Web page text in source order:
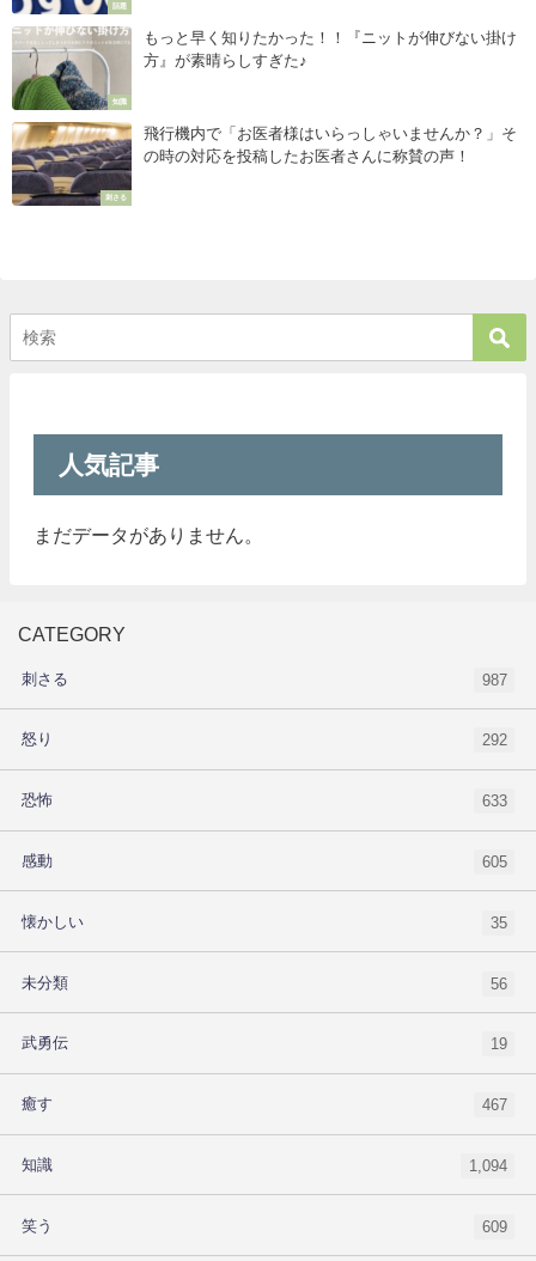
話題
知識
もっと早く知りたかった！！『ニットが伸びない掛け
方』が素晴らしすぎた♪
刺さる
飛行機内で「お医者様はいらっしゃいませんか？」そ
の時の対応を投稿したお医者さんに称賛の声！
人気記事
まだデータがありません。
CATEGORY
刺さる 987
怒り 292
恐怖 633
感動 605
懐かしい 35
未分類 56
武勇伝 19
癒す 467
知識 1,094
笑う 609